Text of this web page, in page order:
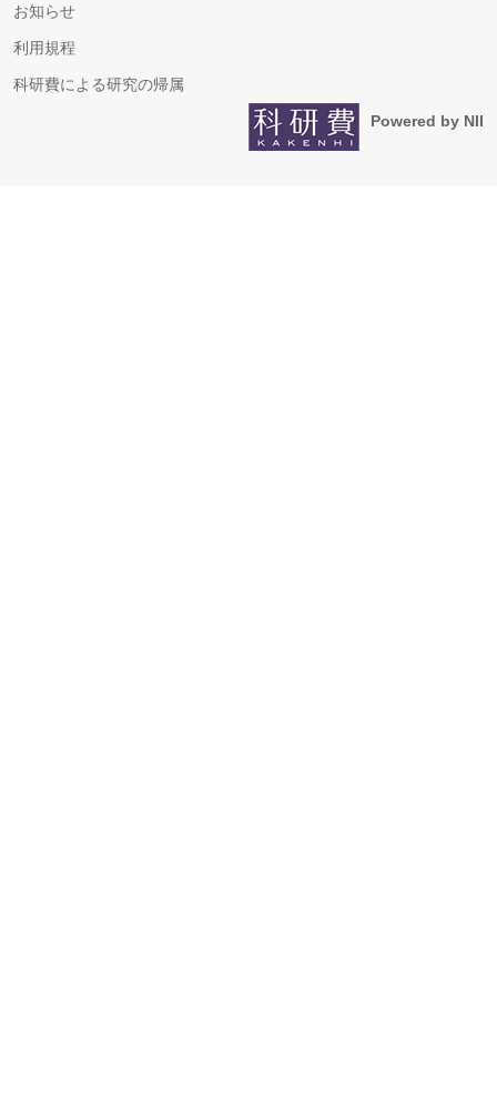
お知らせ
利用規程
科研費による研究の帰属
Powered by NII